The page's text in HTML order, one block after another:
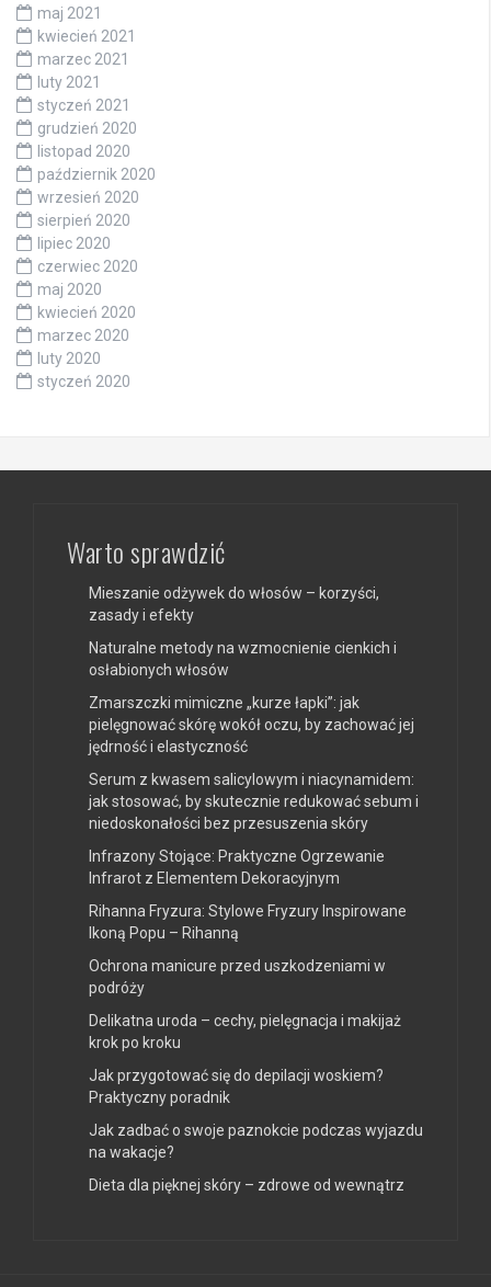
maj 2021
kwiecień 2021
marzec 2021
luty 2021
styczeń 2021
grudzień 2020
listopad 2020
październik 2020
wrzesień 2020
sierpień 2020
lipiec 2020
czerwiec 2020
maj 2020
kwiecień 2020
marzec 2020
luty 2020
styczeń 2020
Warto sprawdzić
Mieszanie odżywek do włosów – korzyści,
zasady i efekty
Naturalne metody na wzmocnienie cienkich i
osłabionych włosów
Zmarszczki mimiczne „kurze łapki”: jak
pielęgnować skórę wokół oczu, by zachować jej
jędrność i elastyczność
Serum z kwasem salicylowym i niacynamidem:
jak stosować, by skutecznie redukować sebum i
niedoskonałości bez przesuszenia skóry
Infrazony Stojące: Praktyczne Ogrzewanie
Infrarot z Elementem Dekoracyjnym
Rihanna Fryzura: Stylowe Fryzury Inspirowane
Ikoną Popu – Rihanną
Ochrona manicure przed uszkodzeniami w
podróży
Delikatna uroda – cechy, pielęgnacja i makijaż
krok po kroku
Jak przygotować się do depilacji woskiem?
Praktyczny poradnik
Jak zadbać o swoje paznokcie podczas wyjazdu
na wakacje?
Dieta dla pięknej skóry – zdrowe od wewnątrz